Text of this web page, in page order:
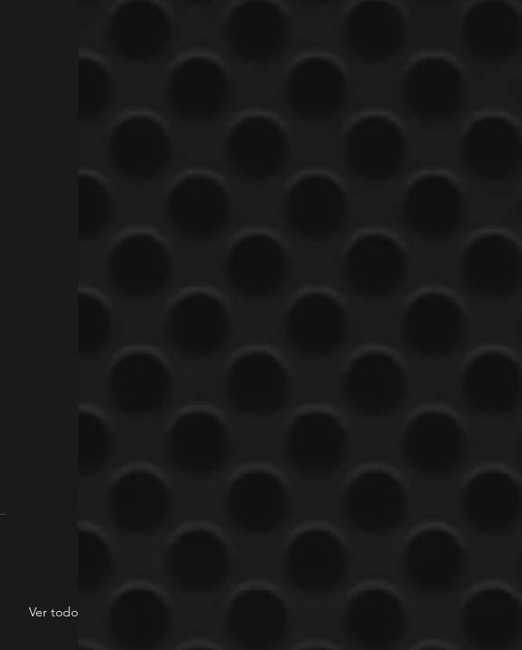
Ver todo